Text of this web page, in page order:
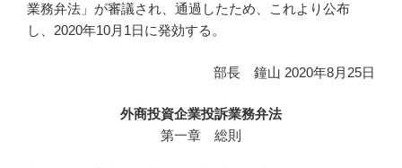
業務弁法」が審議され、通過したため、これより公布
し、2020年10月1日に発効する。
部長 鐘山 2020年8月25日
外商投資企業投訴業務弁法
第一章 総則